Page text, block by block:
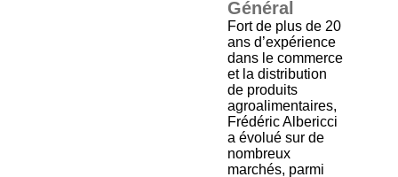
Général
Fort de plus de 20
ans d’expérience
dans le commerce
et la distribution
de produits
agroalimentaires,
Frédéric Albericci
a évolué sur de
nombreux
marchés, parmi